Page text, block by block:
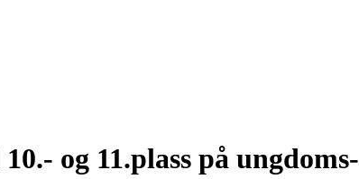
og 11.plass på ungdoms-